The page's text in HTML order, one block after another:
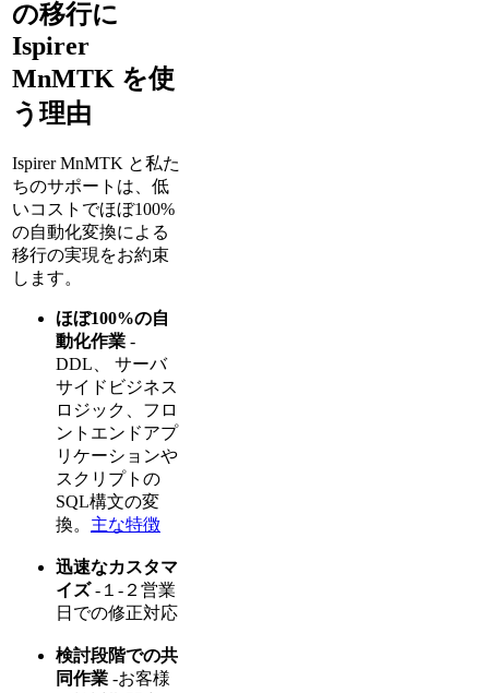
の移行に
Ispirer
MnMTK を使
う理由
Ispirer MnMTK と私た
ちのサポートは、低
いコストでほぼ100%
の自動化変換による
移行の実現をお約束
します。
ほぼ100%の自
動化作業 -
DDL、 サーバ
サイドビジネス
ロジック、フロ
ントエンドアプ
リケーションや
スクリプトの
SQL構文の変
換。 主な特徴
迅速なカスタマ
イズ-１-２営業
日での修正対応
検討段階での共
同作業 -お客様